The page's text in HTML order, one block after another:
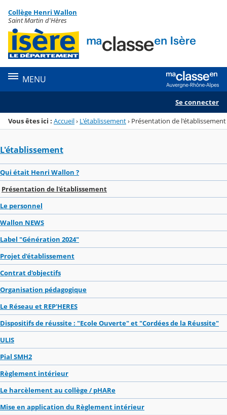
Menu de la rubrique
Contenu
Collège Henri Wallon
Saint Martin d'Hères
MENU
Se connecter
Vous êtes ici : Accueil› L'établissement› Présentation de l'établissement
L'établissement
Qui était Henri Wallon ?
Présentation de l'établissement
Le personnel
Wallon NEWS
Label "Génération 2024"
Projet d'établissement
Contrat d'objectifs
Organisation pédagogique
Le Réseau et REP'HERES
Dispositifs de réussite : "Ecole Ouverte" et "Cordées de la Réussite"
ULIS
Pial SMH2
Règlement intérieur
Le harcèlement au collège / pHARe
Mise en application du Règlement intérieur